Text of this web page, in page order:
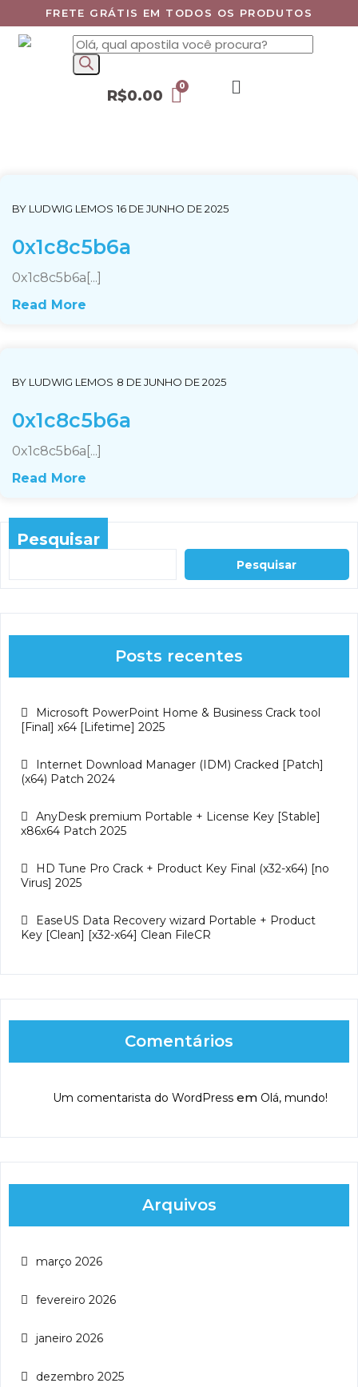
FRETE GRÁTIS EM TODOS OS PRODUTOS
R$0.00
BY LUDWIG LEMOS 16 DE JUNHO DE 2025
0x1c8c5b6a
0x1c8c5b6a[...]
Read More
BY LUDWIG LEMOS 8 DE JUNHO DE 2025
0x1c8c5b6a
0x1c8c5b6a[...]
Read More
Pesquisar
Pesquisar
Posts recentes
Microsoft PowerPoint Home & Business Crack tool
[Final] x64 [Lifetime] 2025
Internet Download Manager (IDM) Cracked [Patch]
(x64) Patch 2024
AnyDesk premium Portable + License Key [Stable]
x86x64 Patch 2025
HD Tune Pro Crack + Product Key Final (x32-x64) [no
Virus] 2025
EaseUS Data Recovery wizard Portable + Product
Key [Clean] [x32-x64] Clean FileCR
Comentários
Um comentarista do WordPress em Olá, mundo!
Arquivos
março 2026
fevereiro 2026
janeiro 2026
dezembro 2025